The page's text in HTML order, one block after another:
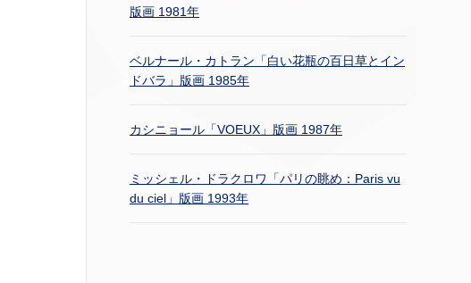
版画 1981年
ベルナール・カトラン「白い花瓶の百日草とイン
ドバラ」版画 1985年
カシニョール「VOEUX」版画 1987年
ミッシェル・ドラクロワ「パリの眺め：Paris vu
du ciel」版画 1993年